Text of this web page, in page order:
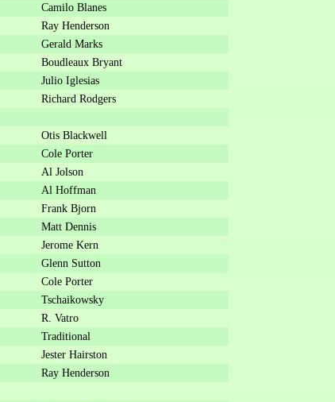
Camilo Blanes
Ray Henderson
Gerald Marks
Boudleaux Bryant
Julio Iglesias
Richard Rodgers
Otis Blackwell
Cole Porter
Al Jolson
Al Hoffman
Frank Bjorn
Matt Dennis
Jerome Kern
Glenn Sutton
Cole Porter
Tschaikowsky
R. Vatro
Traditional
Jester Hairston
Ray Henderson